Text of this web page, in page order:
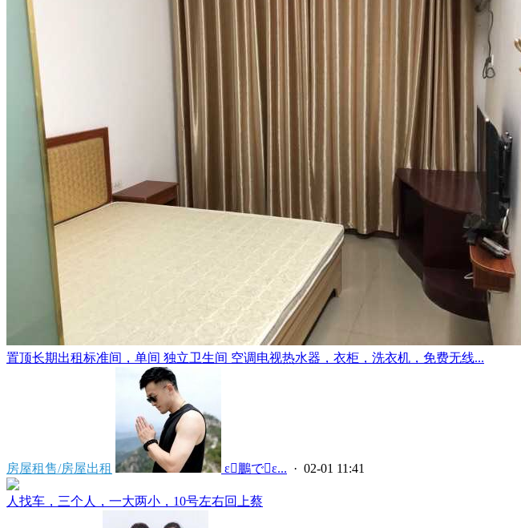
置顶长期出租标准间，单间 独立卫生间 空调电视热水器，衣柜，洗衣机，免费无线...
房屋租售/房屋出租  ε鵬でε... · 02-01 11:41
人找车，三个人，一大两小，10号左右回上蔡